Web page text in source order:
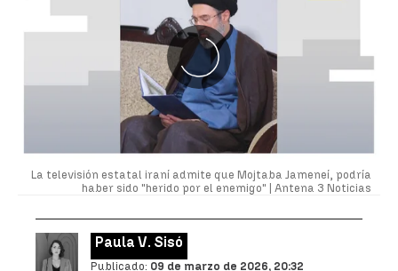
La televisión estatal iraní admite que Mojtaba Jameneí, podría
haber sido "herido por el enemigo" | Antena 3 Noticias
Paula V. Sisó
Publicado: 09 de marzo de 2026, 20:32